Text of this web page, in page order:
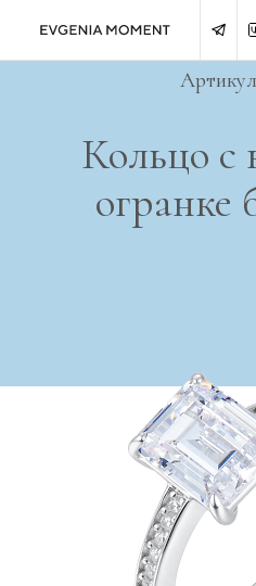
Кольцо с
огранке